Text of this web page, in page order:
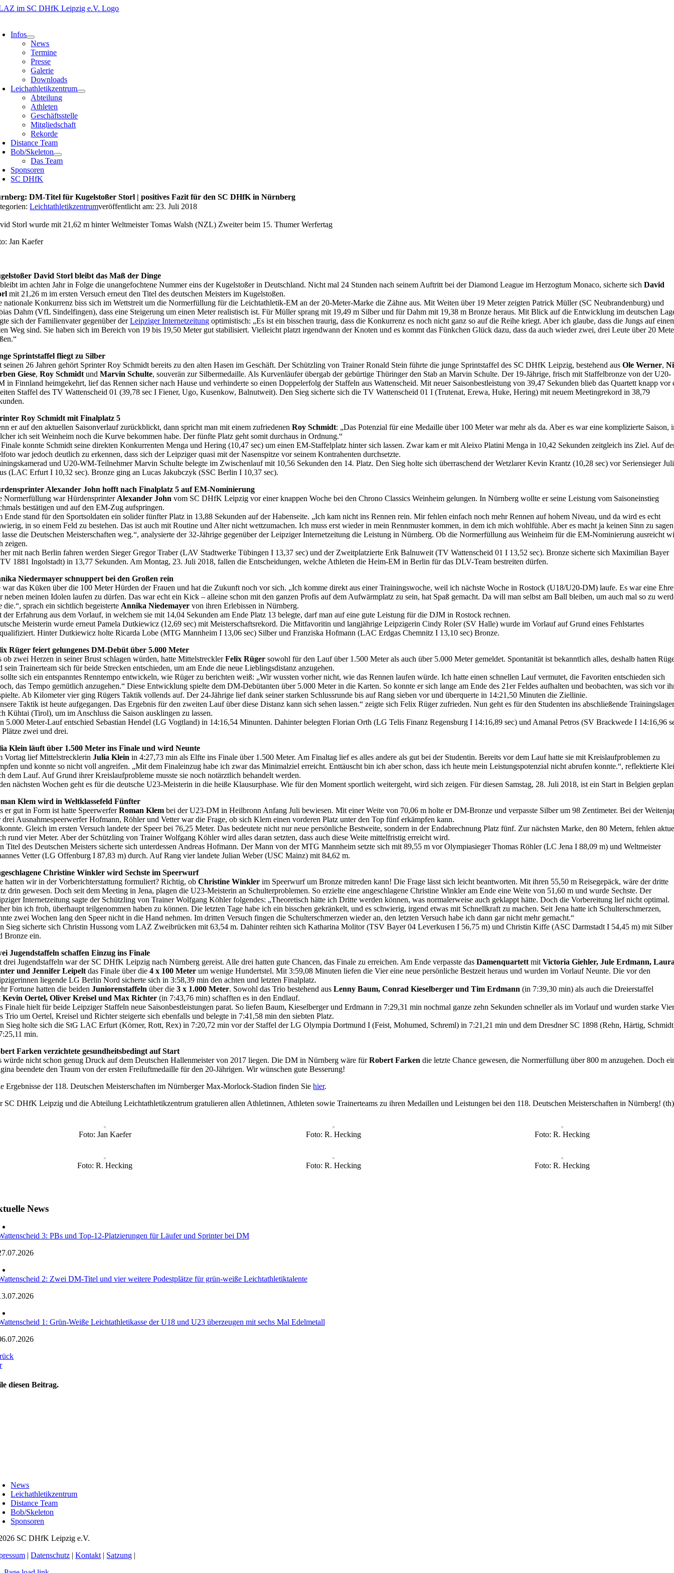
Zum
Infos
News
Termine
Presse
Galerie
Downloads
Leichathletikzentrum
Abteilung
Athleten
Geschäftsstelle
Mitgliedschaft
Rekorde
Distance Team
Bob/Skeleton
Das Team
Sponsoren
SC DHfK
DM-Titel für Kugelstoßer Storl | positives Fazit für den SC DHfK in Nürnberg
Leichtathletikzentrumveröffentlicht am: 23. Juli 2018
Storl wurde mit 21,62 m hinter Weltmeister Tomas Walsh (NZL) Zweiter beim 15. Thumer Werfertag
Jan Kaefer
David Storl bleibt das Maß der Dinge
im achten Jahr in Folge die unangefochtene Nummer eins der Kugelstoßer in Deutschland. Nicht mal 24 Stunden nach seinem Auftritt bei der Diamond League im Herzogtum Monaco, sicherte sichDavid
mit 21,26 m im ersten Versuch erneut den Titel des deutschen Meisters im Kugelstoßen.
nationale Konkurrenz biss sich im Wettstreit um die Normerfüllung für die Leichtathletik-EM an der 20-Meter-Marke die Zähne aus. Mit Weiten über 19 Meter zeigten Patrick Müller (SC Neubrandenburg) und
Dahm (VfL Sindelfingen), dass eine Steigerung um einen Meter realistisch ist. Für Müller sprang mit 19,49 m Silber und für Dahm mit 19,38 m Bronze heraus. Mit Blick auf die Entwicklung im deutschen
sich der Familienvater gegenüber derLeipziger Internetzeitung optimistisch: „Es ist ein bisschen traurig, dass die Konkurrenz es noch nicht ganz so auf die Reihe kriegt. Aber ich glaube, dass die Jungs auf
Weg sind. Sie haben sich im Bereich von 19 bis 19,50 Meter gut stabilisiert. Vielleicht platzt irgendwann der Knoten und es kommt das Fünkchen Glück dazu, dass da auch wieder zwei, drei Leute über 20
Sprintstaffel fliegt zu Silber
seinen 26 Jahren gehört Sprinter Roy Schmidt bereits zu den alten Hasen im Geschäft. Der Schützling von Trainer Ronald Stein führte die junge Sprintstaffel des SC DHfK Leipzig, bestehend ausOle Werner,
Giese,Roy Schmidt undMarvin Schulte, souverän zur Silbermedaille. Als Kurvenläufer übergab der gebürtige Thüringer den Stab an Marvin Schulte. Der 19-Jährige, frisch mit Staffelbronze von der U20-
in Finnland heimgekehrt, lief das Rennen sicher nach Hause und verhinderte so einen Doppelerfolg der Staffeln aus Wattenscheid. Mit neuer Saisonbestleistung von 39,47 Sekunden blieb das Quartett knapp vor
Staffel des TV Wattenscheid 01 (39,78 sec I Fiener, Ugo, Kusenkow, Balnutweit). Den Sieg sicherte sich die TV Wattenscheid 01 I (Trutenat, Erewa, Huke, Hering) mit neuem Meetingrekord in 38,79
Roy Schmidt mit Finalplatz 5
er auf den aktuellen Saisonverlauf zurückblickt, dann spricht man mit einem zufriedenenRoy Schmidt: „Das Potenzial für eine Medaille über 100 Meter war mehr als da. Aber es war eine komplizierte Saison,
ich seit Weinheim noch die Kurve bekommen habe. Der fünfte Platz geht somit durchaus in Ordnung.“
konnte Schmidt seine direkten Konkurrenten Menga und Hering (10,47 sec) um einen EM-Staffelplatz hinter sich lassen. Zwar kam er mit Aleixo Platini Menga in 10,42 Sekunden zeitgleich ins Ziel. Auf
war jedoch deutlich zu erkennen, dass sich der Leipziger quasi mit der Nasenspitze vor seinem Kontrahenten durchsetzte.
und U20-WM-Teilnehmer Marvin Schulte belegte im Zwischenlauf mit 10,56 Sekunden den 14. Platz. Den Sieg holte sich überraschend der Wetzlarer Kevin Krantz (10,28 sec) vor Seriensieger
(LAC Erfurt I 10,32 sec). Bronze ging an Lucas Jakubczyk (SSC Berlin I 10,37 sec).
Alexander John hofft nach Finalplatz 5 auf EM-Nominierung
Normerfüllung war Hürdensprinter Alexander John vom SC DHfK Leipzig vor einer knappen Woche bei den Chrono Classics Weinheim gelungen. In Nürnberg wollte er seine Leistung vom Saisoneinstieg
bestätigen und auf den EM-Zug aufspringen.
Ende stand für den Sportsoldaten ein solider fünfter Platz in 13,88 Sekunden auf der Habenseite. „Ich kam nicht ins Rennen rein. Mir fehlen einfach noch mehr Rennen auf hohem Niveau, und da wird es echt
in so einem Feld zu bestehen. Das ist auch mit Routine und Alter nicht wettzumachen. Ich muss erst wieder in mein Rennmuster kommen, in dem ich mich wohlfühle. Aber es macht ja keinen Sinn zu
lasse die Deutschen Meisterschaften weg.“, analysierte der 32-Jährige gegenüber der Leipziger Internetzeitung die Leistung in Nürnberg. Ob die Normerfüllung aus Weinheim für die EM-Nominierung ausreicht
zeigen.
mit nach Berlin fahren werden Sieger Gregor Traber (LAV Stadtwerke Tübingen I 13,37 sec) und der Zweitplatzierte Erik Balnuweit (TV Wattenscheid 01 I 13,52 sec). Bronze sicherte sich Maximilian Bayer
1881 Ingolstadt) in 13,77 Sekunden. Am Montag, 23. Juli 2018, fallen die Entscheidungen, welche Athleten die Heim-EM in Berlin für das DLV-Team bestreiten dürfen.
Niedermayer schnuppert bei den Großen rein
war das Küken über die 100 Meter Hürden der Frauen und hat die Zukunft noch vor sich. „Ich komme direkt aus einer Trainingswoche, weil ich nächste Woche in Rostock (U18/U20-DM) laufe. Es war eine
neben meinen Idolen laufen zu dürfen. Das war echt ein Kick – alleine schon mit den ganzen Profis auf dem Aufwärmplatz zu sein, hat Spaß gemacht. Da will man selbst am Ball bleiben, um auch mal so zu
die.“, sprach ein sichtlich begeisterte Annika Niedemayer von ihren Erlebissen in Nürnberg.
der Erfahrung aus dem Vorlauf, in welchem sie mit 14,04 Sekunden am Ende Platz 13 belegte, darf man auf eine gute Leistung für die DJM in Rostock rechnen.
Meisterin wurde erneut Pamela Dutkiewicz (12,69 sec) mit Meisterschaftsrekord. Die Mitfavoritin und langjährige Leipzigerin Cindy Roler (SV Halle) wurde im Vorlauf auf Grund eines Fehlstartes
Hinter Dutkiewicz holte Ricarda Lobe (MTG Mannheim I 13,06 sec) Silber und Franziska Hofmann (LAC Erdgas Chemnitz I 13,10 sec) Bronze.
Rüger feiert gelungenes DM-Debüt über 5.000 Meter
ob zwei Herzen in seiner Brust schlagen würden, hatte MittelstrecklerFelix Rüger sowohl für den Lauf über 1.500 Meter als auch über 5.000 Meter gemeldet. Spontanität ist bekanntlich alles, deshalb hatten
sein Trainerteam sich für beide Strecken entschieden, um am Ende die neue Lieblingsdistanz anzugehen.
sich ein entspanntes Renntempo entwickeln, wie Rüger zu berichten weiß: „Wir wussten vorher nicht, wie das Rennen laufen würde. Ich hatte einen schnellen Lauf vermutet, die Favoriten entschieden sich
das Tempo gemütlich anzugehen.“ Diese Entwicklung spielte dem DM-Debütanten über 5.000 Meter in die Karten. So konnte er sich lange am Ende des 21er Feldes aufhalten und beobachten, was sich vor
Ab Kilometer vier ging Rügers Taktik vollends auf. Der 24-Jährige lief dank seiner starken Schlussrunde bis auf Rang sieben vor und überquerte in 14:21,50 Minuten die Ziellinie.
Taktik ist heute aufgegangen. Das Ergebnis für den zweiten Lauf über diese Distanz kann sich sehen lassen.“ zeigte sich Felix Rüger zufrieden. Nun geht es für den Studenten ins abschließende
Kühtai (Tirol), um im Anschluss die Saison ausklingen zu lassen.
5.000 Meter-Lauf entschied Sebastian Hendel (LG Vogtland) in 14:16,54 Minunten. Dahinter belegten Florian Orth (LG Telis Finanz Regensburg I 14:16,89 sec) und Amanal Petros (SV Brackwede I 14:16,96
Plätze zwei und drei.
Klein läuft über 1.500 Meter ins Finale und wird Neunte
Vortag lief MittelstrecklerinJulia Klein in 4:27,73 min als Elfte ins Finale über 1.500 Meter. Am Finaltag lief es alles andere als gut bei der Studentin. Bereits vor dem Lauf hatte sie mit Kreislaufproblemen zu
und konnte so nicht voll angreifen. „Mit dem Finaleinzug habe ich zwar das Minimalziel erreicht. Enttäuscht bin ich aber schon, dass ich heute mein Leistungspotenzial nicht abrufen konnte.“, reflektierte
dem Lauf. Auf Grund ihrer Kreislaufprobleme musste sie noch notärztlich behandelt werden.
nächsten Wochen geht es für die deutsche U23-Meisterin in die heiße Klausurphase. Wie für den Moment sportlich weitergeht, wird sich zeigen. Für diesen Samstag, 28. Juli 2018, ist ein Start in Belgien
Klem wird in Weltklassefeld Fünfter
er gut in Form ist hatte SpeerwerferRoman Klem bei der U23-DM in Heilbronn Anfang Juli bewiesen. Mit einer Weite von 70,06 m holte er DM-Bronze und verpasste Silber um 98 Zentimeter. Bei der
drei Ausnahmespeerwerfer Hofmann, Röhler und Vetter war die Frage, ob sich Klem einen vorderen Platz unter den Top fünf erkämpfen kann.
Gleich im ersten Versuch landete der Speer bei 76,25 Meter. Das bedeutete nicht nur neue persönliche Bestweite, sondern in der Endabrechnung Platz fünf. Zur nächsten Marke, den 80 Metern, fehlen
rund vier Meter. Aber der Schützling von Trainer Wolfgang Köhler wird alles daran setzten, dass auch diese Weite mittelfristig erreicht wird.
Titel des Deutschen Meisters sicherte sich unterdessen Andreas Hofmann. Der Mann von der MTG Mannheim setzte sich mit 89,55 m vor Olympiasieger Thomas Röhler (LC Jena I 88,09 m) und Weltmeister
Vetter (LG Offenburg I 87,83 m) durch. Auf Rang vier landete Julian Weber (USC Mainz) mit 84,62 m.
Christine Winkler wird Sechste im Speerwurf
hatten wir in der Vorberichterstattung formuliert? Richtig, obChristine Winkler im Speerwurf um Bronze mitreden kann! Die Frage lässt sich leicht beantworten. Mit ihren 55,50 m Reisegepäck, wäre der dritte
drin gewesen. Doch seit dem Meeting in Jena, plagen die U23-Meisterin an Schulterproblemen. So erzielte eine angeschlagene Christine Winkler am Ende eine Weite von 51,60 m und wurde Sechste. Der
Internetzeitung sagte der Schützling von Trainer Wolfgang Köhler folgendes: „Theoretisch hätte ich Dritte werden können, was normalerweise auch geklappt hätte. Doch die Vorbereitung lief nicht optimal.
bin ich froh, überhaupt teilgenommen haben zu können. Die letzten Tage habe ich ein bisschen gekränkelt, und es schwierig, irgend etwas mit Schnellkraft zu machen. Seit Jena hatte ich Schulterschmerzen,
zwei Wochen lang den Speer nicht in die Hand nehmen. Im dritten Versuch fingen die Schulterschmerzen wieder an, den letzten Versuch habe ich dann gar nicht mehr gemacht.“
Sieg sicherte sich Christin Hussong vom LAZ Zweibrücken mit 63,54 m. Dahinter reihten sich Katharina Molitor (TSV Bayer 04 Leverkusen I 56,75 m) und Christin Kiffe (ASC Darmstadt I 54,45 m) mit Silber
Bronze ein.
Jugendstaffeln schaffen Einzug ins Finale
drei Jugendstaffeln war der SC DHfK Leipzig nach Nürnberg gereist. Alle drei hatten gute Chancen, das Finale zu erreichen. Am Ende verpasste dasDamenquartett mitVictoria Giehler, Jule Erdmann,
und Jennifer Leipelt das Finale über die4 x 100 Meter um wenige Hundertstel. Mit 3:59,08 Minuten liefen die Vier eine neue persönliche Bestzeit heraus und wurden im Vorlauf Neunte. Die vor den
liegende LG Berlin Nord sicherte sich in 3:58,39 min den achten und letzten Finalplatz.
Fortune hatten die beidenJuniorenstaffeln über die3 x 1.000 Meter. Sowohl das Trio bestehend ausLenny Baum, Conrad Kieselberger und Tim Erdmann (in 7:39,30 min) als auch die Dreierstaffel
Kevin Oertel, Oliver Kreisel und Max Richter (in 7:43,76 min) schafften es in den Endlauf.
Finale hielt für beide Leipziger Staffeln neue Saisonbestleistungen parat. So liefen Baum, Kieselberger und Erdmann in 7:29,31 min nochmal ganze zehn Sekunden schneller als im Vorlauf und wurden starke
Trio um Oertel, Kreisel und Richter steigerte sich ebenfalls und belegte in 7:41,58 min den siebten Platz.
Sieg holte sich die StG LAC Erfurt (Körner, Rott, Rex) in 7:20,72 min vor der Staffel der LG Olympia Dortmund I (Feist, Mohumed, Schreml) in 7:21,21 min und dem Dresdner SC 1898 (Rehn, Härtig,
min.
Farken verzichtete gesundheitsbedingt auf Start
würde nicht schon genug Druck auf dem Deutschen Hallenmeister von 2017 liegen. Die DM in Nürnberg wäre fürRobert Farken die letzte Chance gewesen, die Normerfüllung über 800 m anzugehen. Doch
beendete den Traum von der ersten Freiluftmedaille für den 20-Jährigen. Wir wünschen gute Besserung!
Ergebnisse der 118. Deutschen Meisterschaften im Nürnberger Max-Morlock-Stadion finden Siehier.
SC DHfK Leipzig und die Abteilung Leichtathletikzentrum gratulieren allen Athletinnen, Athleten sowie Trainerteams zu ihren Medaillen und Leistungen bei den 118. Deutschen Meisterschaften in Nürnberg! (th)
Foto: Jan Kaefer Foto: R. Hecking Foto: R. Hecking
Foto: R. Hecking Foto: R. Hecking Foto: R. Hecking
News
3: PBs und Top-12-Platzierungen für Läufer und Sprinter bei DM
2: Zwei DM-Titel und vier weitere Podestplätze für grün-weiße Leichtathletiktalente
1: Grün-Weiße Leichtathletikasse der U18 und U23 überzeugen mit sechs Mal Edelmetall
diesen Beitrag.
News
Leichathletikzentrum
Distance Team
Bob/Skeleton
Sponsoren
SC DHfK Leipzig e.V.
|Datenschutz |Kontakt | Satzung |